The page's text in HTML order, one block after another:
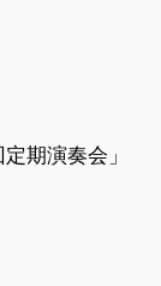
期演奏会」